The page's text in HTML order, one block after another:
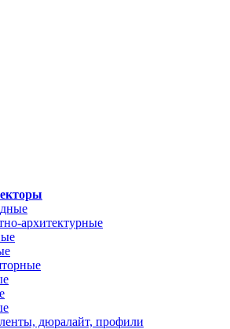
архитектурные
дюралайт, профили